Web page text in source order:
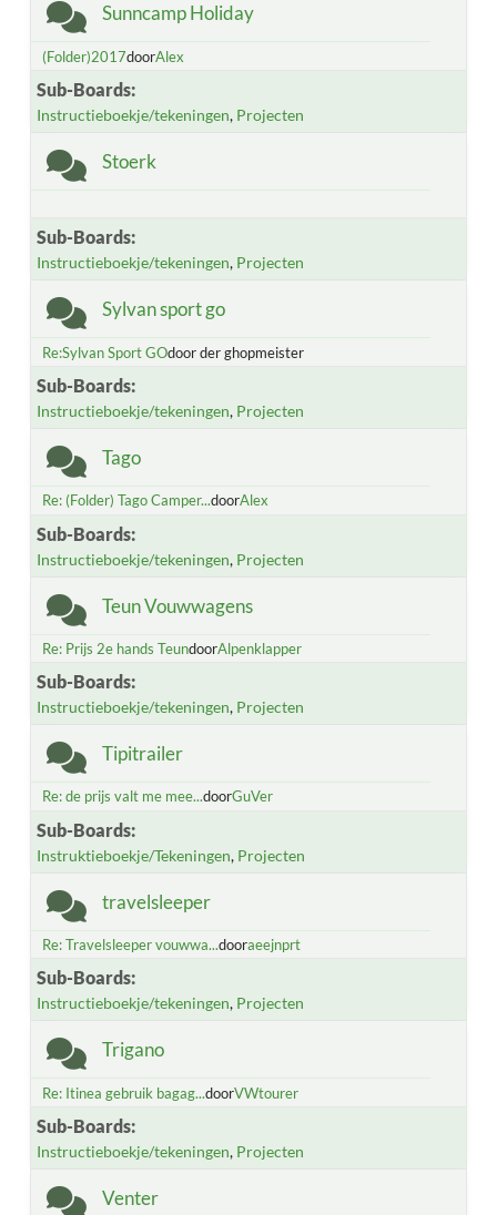
Sunncamp Holiday
(Folder)2017doorAlex
Sub-Boards
Instructieboekje/tekeningen Projecten
Stoerk
Sub-Boards
Instructieboekje/tekeningen Projecten
Sylvan sport go
Re:Sylvan Sport GOdoor der ghopmeister
Sub-Boards
Instructieboekje/tekeningen Projecten
Tago
Re: (Folder) Tago Camper...doorAlex
Sub-Boards
Instructieboekje/tekeningen Projecten
Teun Vouwwagens
Re: Prijs 2e hands TeundoorAlpenklapper
Sub-Boards
Instructieboekje/tekeningen Projecten
Tipitrailer
Re: de prijs valt me mee...doorGuVer
Sub-Boards
Instruktieboekje/Tekeningen Projecten
travelsleeper
Re: Travelsleeper vouwwa...dooraeejnprt
Sub-Boards
Instructieboekje/tekeningen Projecten
Trigano
Re: Itinea gebruik bagag...doorVWtourer
Sub-Boards
Instructieboekje/tekeningen Projecten
Venter